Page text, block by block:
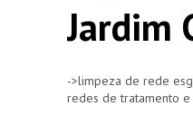
Jardim
->limpeza de rede
redes de tratamento e